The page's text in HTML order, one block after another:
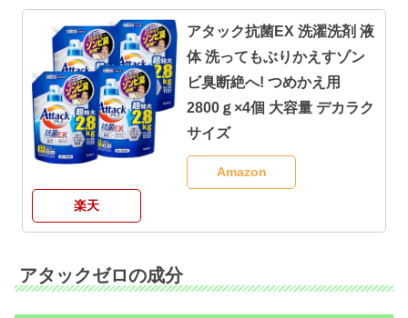
アタック抗菌EX 洗濯洗剤 液
体 洗ってもぶりかえすゾン
ビ臭断絶へ! つめかえ用
2800ｇ×4個 大容量 デカラク
サイズ
Amazon
楽天
アタックゼロの成分